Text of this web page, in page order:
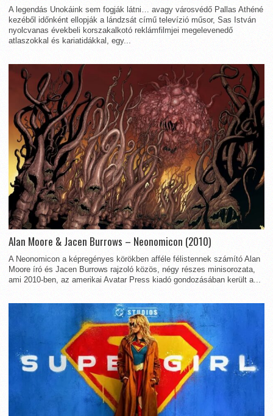
A legendás Unokáink sem fogják látni… avagy városvédő Pallas Athéné
kezéből időnként ellopják a lándzsát című televízió műsor, Sas István
nyolcvanas évekbeli korszakalkotó reklámfilmjei megelevenedő
atlaszokkal és kariatidákkal, egy...
Alan Moore & Jacen Burrows – Neonomicon (2010)
A Neonomicon a képregényes körökben afféle félistennek számító Alan
Moore író és Jacen Burrows rajzoló közös, négy részes minisorozata,
ami 2010-ben, az amerikai Avatar Press kiadó gondozásában került a...